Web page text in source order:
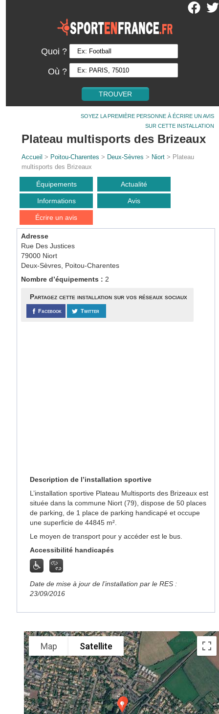
Quoi ?
Où ?
SOYEZ LA PREMIÈRE PERSONNE À ÉCRIRE UN AVIS
SUR CETTE INSTALLATION
Plateau multisports des Brizeaux
Accueil > Poitou-Charentes > Deux-Sèvres > Niort > Plateau
multisports des Brizeaux
Équipements Actualité
Informations Avis
Écrire un avis
Adresse
Rue Des Justices
79000 Niort
Deux-Sèvres, Poitou-Charentes
Nombre d’équipements : 2
Partagez cette installation sur vos réseaux sociaux
Facebook Twitter
Description de l’installation sportive
L’installation sportive Plateau Multisports des Brizeaux est
située dans la commune Niort (79), dispose de 50 places
de parking, de 1 place de parking handicapé et occupe
une superficie de 44845 m².
Le moyen de transport pour y accéder est le bus.
Accessibilité handicapés
Date de mise à jour de l’installation par le RES :
23/09/2016
Map Satellite